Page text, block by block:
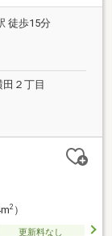
徒歩15分
２丁目
2）
更新料なし